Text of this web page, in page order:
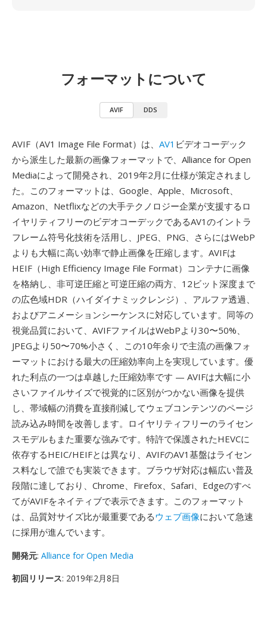
フォーマットについて
AVIF DDS
AVIF（AV1 Image File Format）は、 AV1 ビデオコーデック
から派生した最新の画像フォーマットで、Alliance for Open
Mediaによって開発され、2019年2月に仕様が策定されまし
た。このフォーマットは、Google、Apple、Microsoft、
Amazon、Netflixなどの大手テクノロジー企業が支援するロ
イヤリティフリーのビデオコーデックであるAV1のイントラ
フレーム符号化技術を活用し、JPEG、PNG、さらにはWebP
よりも大幅に高い効率で静止画像を圧縮します。AVIFは
HEIF（High Efficiency Image File Format）コンテナに画像
を格納し、非可逆圧縮と可逆圧縮の両方、12ビット深度まで
の広色域HDR（ハイダイナミックレンジ）、アルファ透過、
およびアニメーションシーケンスに対応しています。同等の
視覚品質において、AVIFファイルはWebPより30〜50%、
JPEGより50〜70%小さく、この10年余りで主流の画像フォ
ーマットにおける最大の圧縮効率向上を実現しています。優
れた利点の一つは卓越した圧縮効率です — AVIFは大幅に小
さいファイルサイズで視覚的に区別がつかない画像を提供
し、帯域幅の消費を直接削減してウェブコンテンツのページ
読み込み時間を改善します。ロイヤリティフリーのライセン
スモデルもまた重要な強みです。特許で保護されたHEVCに
依存するHEIC/HEIFとは異なり、AVIFのAV1基盤はライセン
ス料なしで誰でも実装できます。ブラウザ対応は幅広い普及
段階に達しており、Chrome、Firefox、Safari、Edgeのすべ
てがAVIFをネイティブで表示できます。このフォーマット
は、品質対サイズ比が最重要であるウェブ画像において急速
に採用が進んでいます。
開発元: Alliance for Open Media
初回リリース: 2019年2月8日